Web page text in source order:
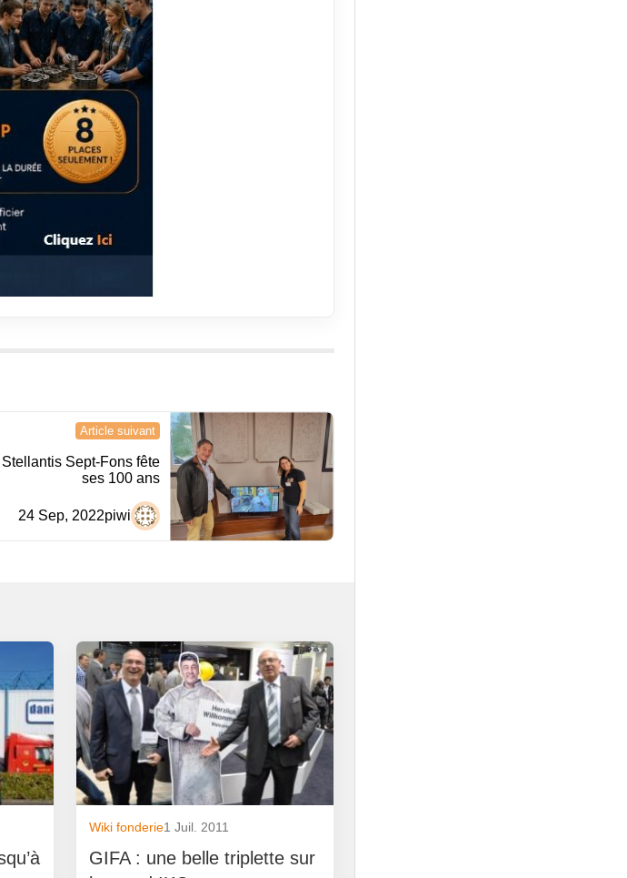
Article suivant
Stellantis Sept-Fons fête
ses 100 ans
piwi
24 Sep, 2022
Wiki fonderie1 Juil. 2011
GIFA : une belle triplette sur